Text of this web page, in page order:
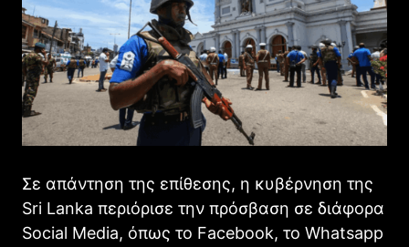
Σε απάντηση της επίθεσης, η κυβέρνηση της
Sri Lanka περιόρισε την πρόσβαση σε διάφορα
Social Media, όπως το Facebook, το Whatsapp